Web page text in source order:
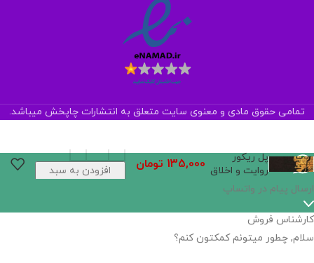
تمامی حقوق مادی و معنوی سایت متعلق به انتشارات چاپخش میباشد.
پل ریکور
روایت و اخلاق 135,000 تومان
افزودن به سبد
ارسال پیام در واتساپ
کارشناس فروش
سلام, چطور میتونم کمکتون کنم؟